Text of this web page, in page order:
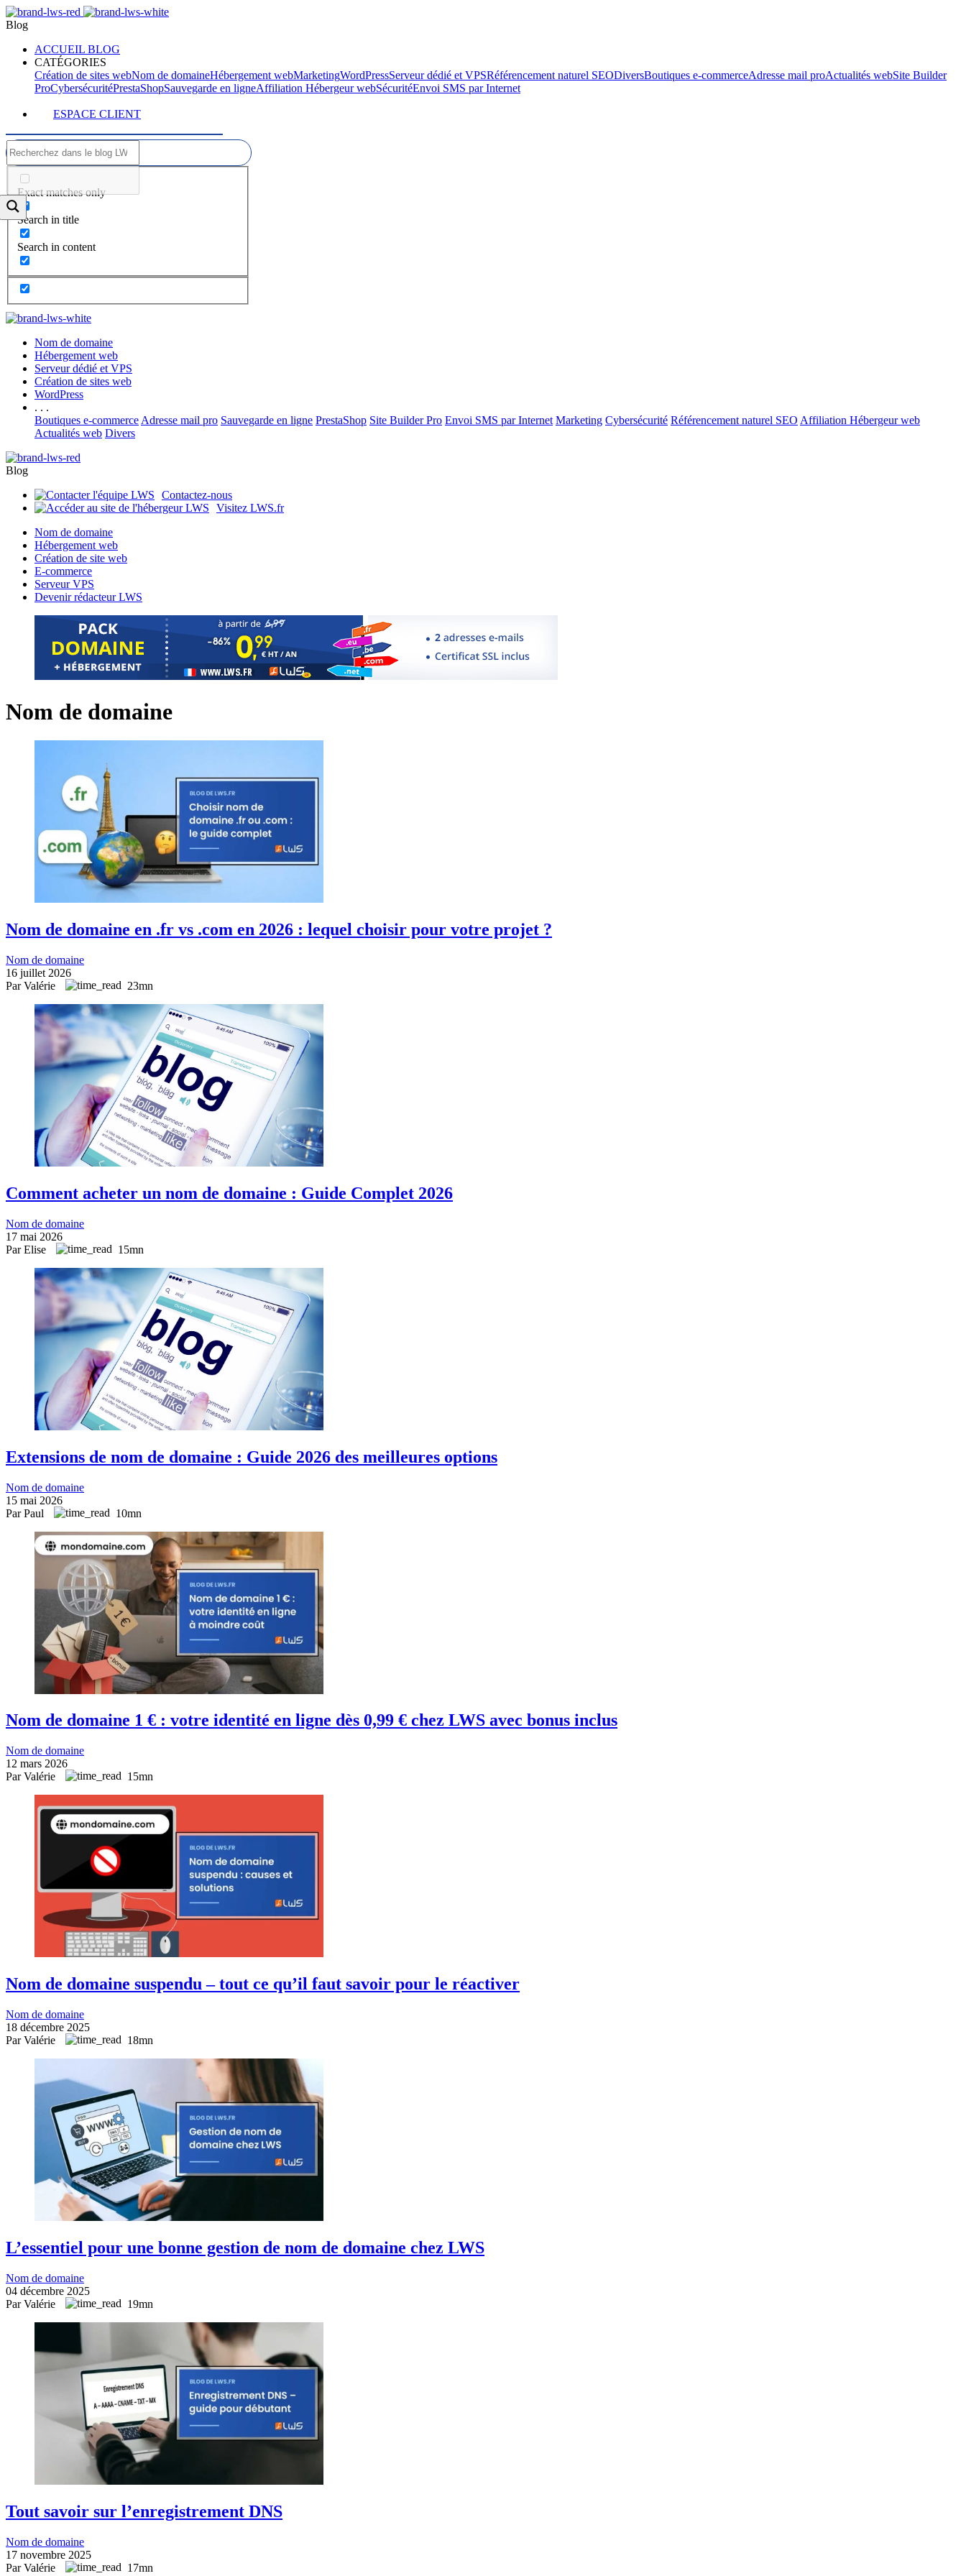
Blog
ACCUEIL BLOG
CATÉGORIES
Création de sites webNom de domaineHébergement webMarketingWordPressServeur dédié et VPSRéférencement naturel SEODiversBoutiques e-commerceAdresse mail proActualités webSite Builder
ProCybersécuritéPrestaShopSauvegarde en ligneAffiliation Hébergeur webSécuritéEnvoi SMS par Internet
ESPACE CLIENT
Exact matches only
Search in title
Search in content
Nom de domaine
Hébergement web
Serveur dédié et VPS
Création de sites web
WordPress
. . .
Boutiques e-commerce Adresse mail pro Sauvegarde en ligne PrestaShop Site Builder Pro Envoi SMS par Internet Marketing Cybersécurité Référencement naturel SEO Affiliation Hébergeur web
Actualités web Divers
Blog
Contactez-nous
Visitez LWS.fr
Nom de domaine
Hébergement web
Création de site web
E-commerce
Serveur VPS
Devenir rédacteur LWS
Nom de domaine
Nom de domaine en .fr vs .com en 2026 : lequel choisir pour votre projet ?
Nom de domaine
16 juillet 2026
Par Valérie
23mn
Comment acheter un nom de domaine : Guide Complet 2026
Nom de domaine
17 mai 2026
Par Elise
15mn
Extensions de nom de domaine : Guide 2026 des meilleures options
Nom de domaine
15 mai 2026
Par Paul
10mn
Nom de domaine 1 € : votre identité en ligne dès 0,99 € chez LWS avec bonus inclus
Nom de domaine
12 mars 2026
Par Valérie
15mn
Nom de domaine suspendu – tout ce qu’il faut savoir pour le réactiver
Nom de domaine
18 décembre 2025
Par Valérie
18mn
L’essentiel pour une bonne gestion de nom de domaine chez LWS
Nom de domaine
04 décembre 2025
Par Valérie
19mn
Tout savoir sur l’enregistrement DNS
Nom de domaine
17 novembre 2025
Par Valérie
17mn